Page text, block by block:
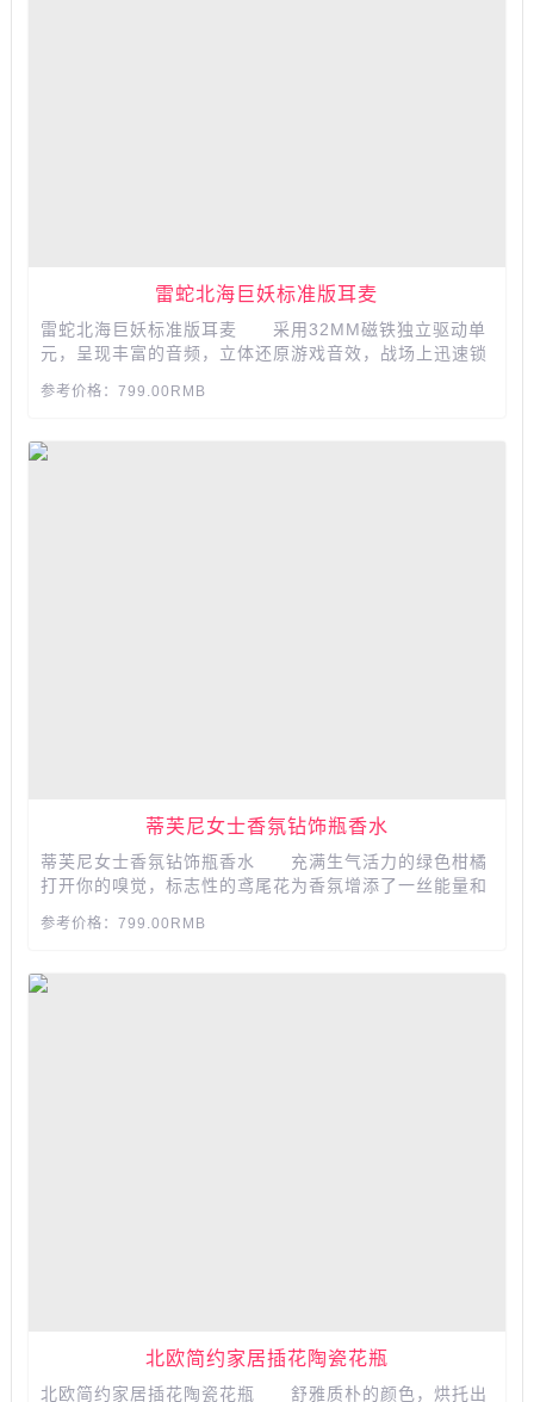
雷蛇北海巨妖标准版耳麦
雷蛇北海巨妖标准版耳麦 采用32MM磁铁独立驱动单
元，呈现丰富的音频，立体还原游戏音效，战场上迅速锁
置，即可体验虚拟7.1环绕立体声，帮助你在游戏中感知
业玩家实战测...
参考价格：799.00RMB
蒂芙尼女士香氛钻饰瓶香水
蒂芙尼女士香氛钻饰瓶香水 充满生气活力的绿色柑橘
打开你的嗅觉，标志性的鸢尾花为香氛增添了一丝能量和
广藿香，给肌肤留下妩媚，还原了香料的自然本色，惊喜
参考价格：799.00RMB
北欧简约家居插花陶瓷花瓶
北欧简约家居插花陶瓷花瓶 舒雅质朴的颜色，烘托出